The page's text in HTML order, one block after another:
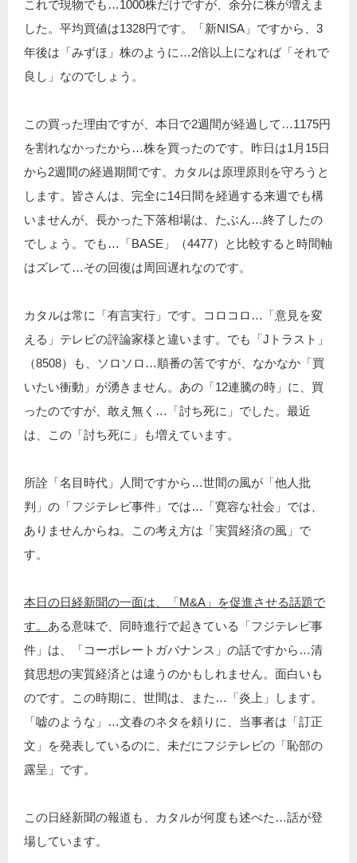
これで現物でも…1000株だけですが、余分に株が増えま
した。平均買値は1328円です。「新NISA」ですから、3
年後は「みずほ」株のように…2倍以上になれば「それで
良し」なのでしょう。
この買った理由ですが、本日で2週間が経過して…1175円
を割れなかったから…株を買ったのです。昨日は1月15日
から2週間の経過期間です。カタルは原理原則を守ろうと
します。皆さんは、完全に14日間を経過する来週でも構
いませんが、長かった下落相場は、たぶん…終了したの
でしょう。でも…「BASE」（4477）と比較すると時間軸
はズレて…その回復は周回遅れなのです。
カタルは常に「有言実行」です。コロコロ…「意見を変
える」テレビの評論家様と違います。でも「Jトラスト」
（8508）も、ソロソロ…順番の筈ですが、なかなか「買
いたい衝動」が湧きません。あの「12連騰の時」に、買
ったのですが、敢え無く…「討ち死に」でした。最近
は、この「討ち死に」も増えています。
所詮「名目時代」人間ですから…世間の風が「他人批
判」の「フジテレビ事件」では…「寛容な社会」では、
ありませんからね。この考え方は「実質経済の風」で
す。
本日の日経新聞の一面は、「M&A」を促進させる話題で
す。 ある意味で、同時進行で起きている「フジテレビ事
件」は、「コーポレートガバナンス」の話ですから…清
貧思想の実質経済とは違うのかもしれません。面白いも
のです。この時期に、世間は、また…「炎上」します。
「嘘のような」…文春のネタを頼りに、当事者は「訂正
文」を発表しているのに、未だにフジテレビの「恥部の
露呈」です。
この日経新聞の報道も、カタルが何度も述べた…話が登
場しています。